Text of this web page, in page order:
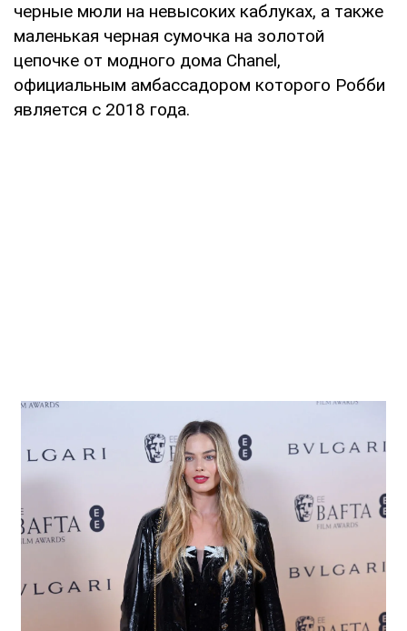
черные мюли на невысоких каблуках, а также
маленькая черная сумочка на золотой
цепочке от модного дома Chanel,
официальным амбассадором которого Робби
является с 2018 года.